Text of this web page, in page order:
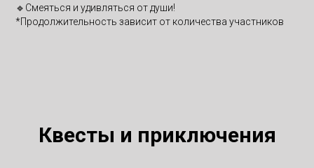
🔹Смеяться и удивляться от души!
*Продолжительность зависит от количества участников
Квесты и приключения